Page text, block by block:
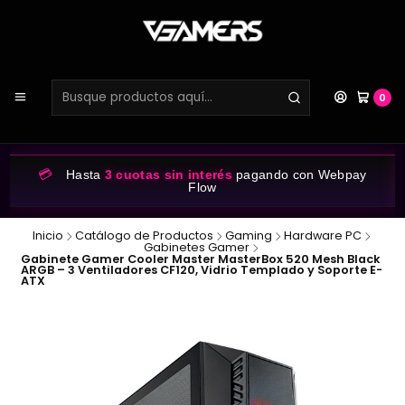
0
💳 Hasta 3 cuotas sin interéspagando con Webpay
Flow
Inicio Catálogo de Productos Gaming Hardware PC
Gabinetes Gamer
Gabinete Gamer Cooler Master MasterBox 520 Mesh Black
ARGB – 3 Ventiladores CF120, Vidrio Templado y Soporte E-
ATX